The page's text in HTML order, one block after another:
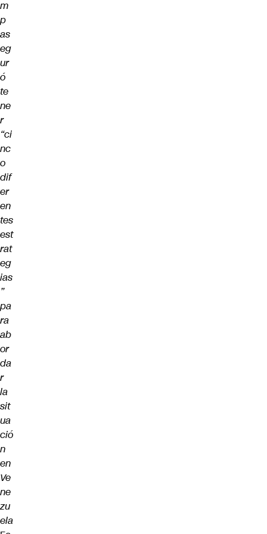
m
p
as
eg
ur
ó
te
ne
r
“ci
nc
o
dif
er
en
tes
est
rat
eg
ias
”
pa
ra
ab
or
da
r
la
sit
ua
ció
n
en
Ve
ne
zu
ela